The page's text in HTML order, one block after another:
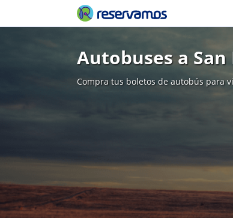
Autobuses a
Compra tus boletos de autobús para